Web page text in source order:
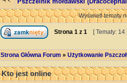
Wyświetl tematy
Strona 1 z 1 [ Tematy: 14 ]
Strona Główna Forum » Użytkowanie
Kto jest online